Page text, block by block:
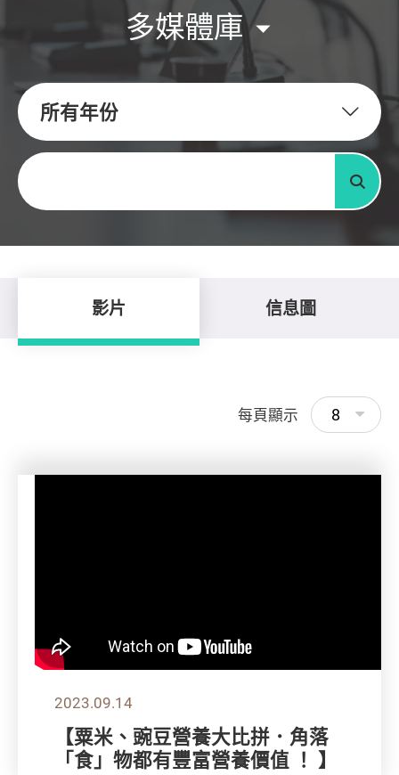
多媒體庫
所有年份
關鍵字
搜尋
影片 信息圖
每頁顯示 8
2023.09.14
【粟米、豌豆營養大比拼．角落
「食」物都有豐富營養價值 ！ 】